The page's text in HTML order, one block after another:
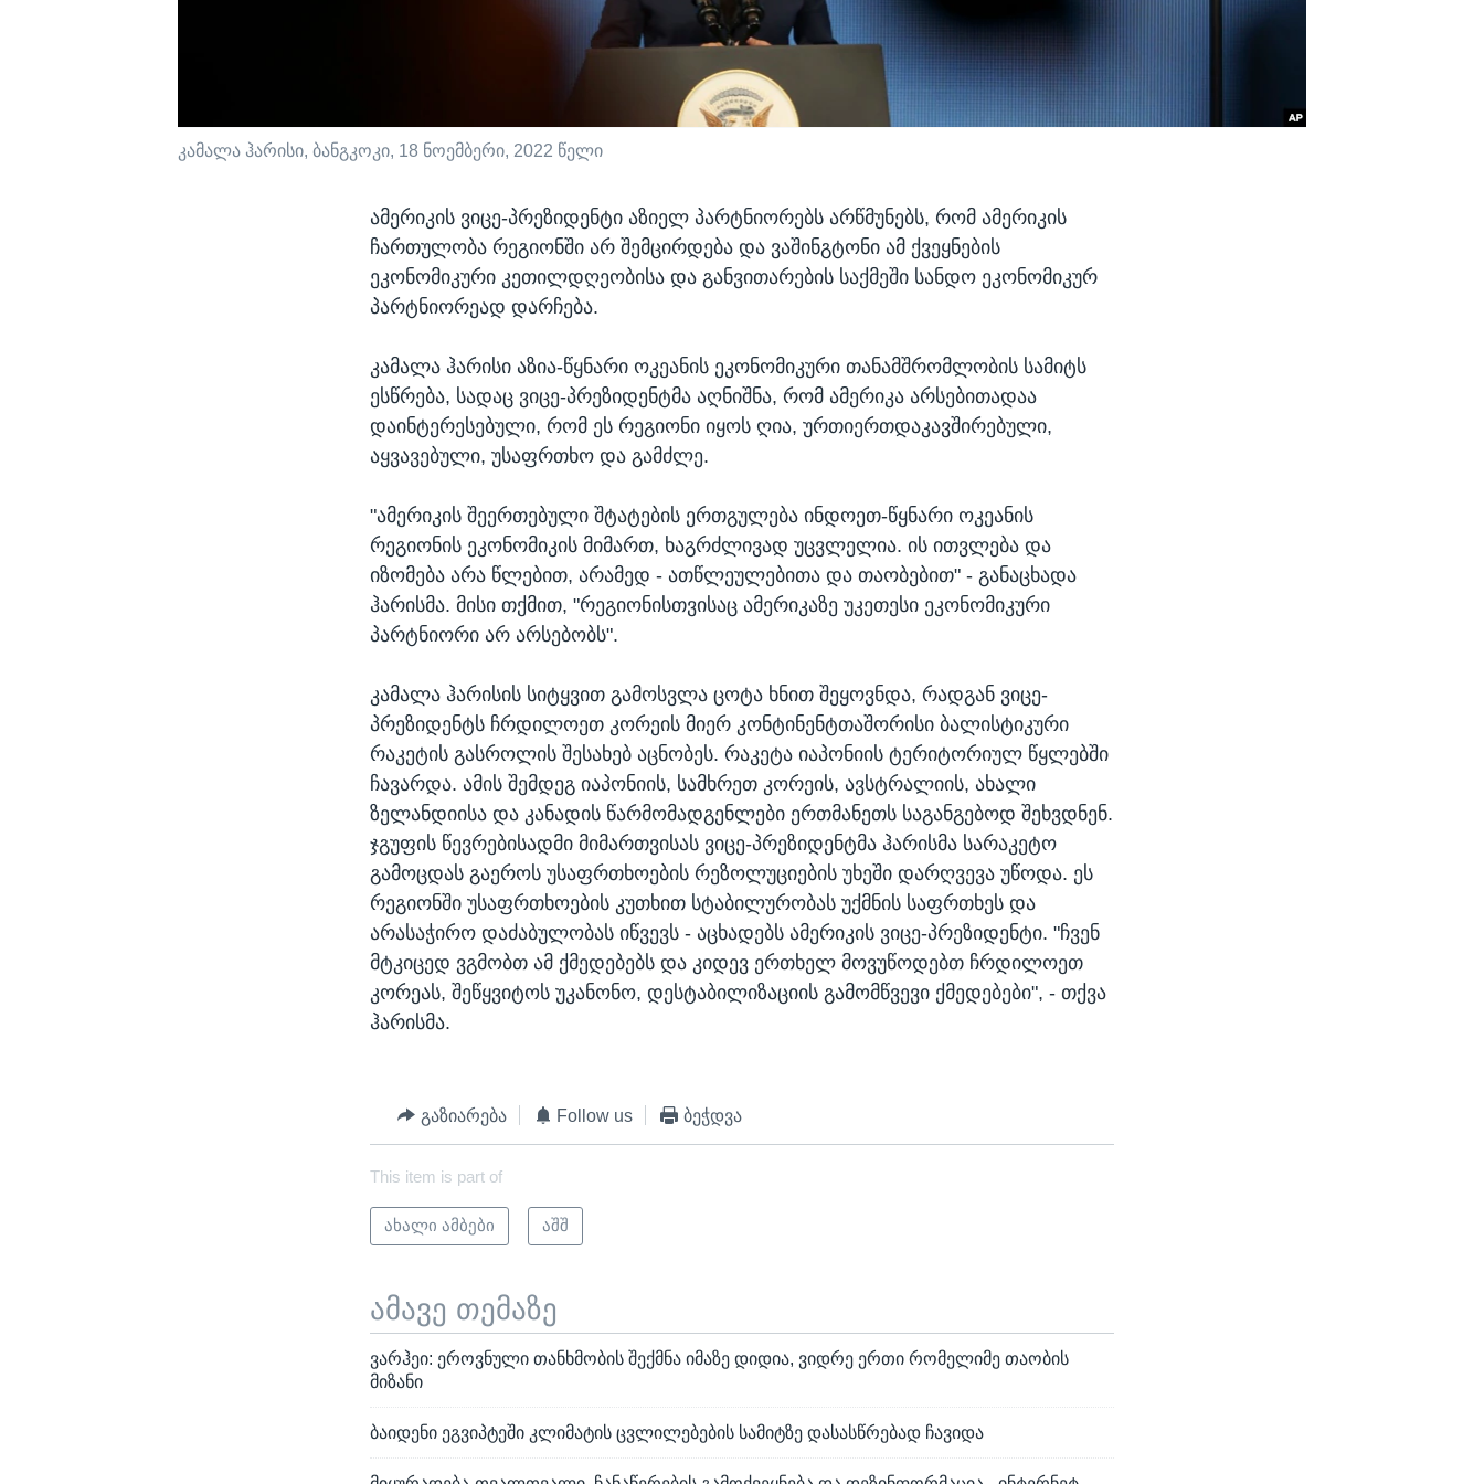
კამალა ჰარისი, ბანგკოკი, 18 ნოემბერი, 2022 წელი
ამერიკის ვიცე-პრეზიდენტი აზიელ პარტნიორებს არწმუნებს, რომ ამერიკის
ჩართულობა რეგიონში არ შემცირდება და ვაშინგტონი ამ ქვეყნების
ეკონომიკური კეთილდღეობისა და განვითარების საქმეში სანდო ეკონომიკურ
პარტნიორეად დარჩება.
კამალა ჰარისი აზია-წყნარი ოკეანის ეკონომიკური თანამშრომლობის სამიტს
ესწრება, სადაც ვიცე-პრეზიდენტმა აღნიშნა, რომ ამერიკა არსებითადაა
დაინტერესებული, რომ ეს რეგიონი იყოს ღია, ურთიერთდაკავშირებული,
აყვავებული, უსაფრთხო და გამძლე.
"ამერიკის შეერთებული შტატების ერთგულება ინდოეთ-წყნარი ოკეანის
რეგიონის ეკონომიკის მიმართ, ხაგრძლივად უცვლელია. ის ითვლება და
იზომება არა წლებით, არამედ - ათწლეულებითა და თაობებით" - განაცხადა
ჰარისმა. მისი თქმით, "რეგიონისთვისაც ამერიკაზე უკეთესი ეკონომიკური
პარტნიორი არ არსებობს".
კამალა ჰარისის სიტყვით გამოსვლა ცოტა ხნით შეყოვნდა, რადგან ვიცე-
პრეზიდენტს ჩრდილოეთ კორეის მიერ კონტინენტთაშორისი ბალისტიკური
რაკეტის გასროლის შესახებ აცნობეს. რაკეტა იაპონიის ტერიტორიულ წყლებში
ჩავარდა. ამის შემდეგ იაპონიის, სამხრეთ კორეის, ავსტრალიის, ახალი
ზელანდიისა და კანადის წარმომადგენლები ერთმანეთს საგანგებოდ შეხვდნენ.
ჯგუფის წევრებისადმი მიმართვისას ვიცე-პრეზიდენტმა ჰარისმა სარაკეტო
გამოცდას გაეროს უსაფრთხოების რეზოლუციების უხეში დარღვევა უწოდა. ეს
რეგიონში უსაფრთხოების კუთხით სტაბილურობას უქმნის საფრთხეს და
არასაჭირო დაძაბულობას იწვევს - აცხადებს ამერიკის ვიცე-პრეზიდენტი. "ჩვენ
მტკიცედ ვგმობთ ამ ქმედებებს და კიდევ ერთხელ მოვუწოდებთ ჩრდილოეთ
კორეას, შეწყვიტოს უკანონო, დესტაბილიზაციის გამომწვევი ქმედებები", - თქვა
ჰარისმა.
გაზიარება Follow us ბეჭდვა
This item is part of
ახალი ამბები აშშ
ამავე თემაზე
ვარჰეი: ეროვნული თანხმობის შექმნა იმაზე დიდია, ვიდრე ერთი რომელიმე თაობის
მიზანი
ბაიდენი ეგვიპტეში კლიმატის ცვლილებების სამიტზე დასასწრებად ჩავიდა